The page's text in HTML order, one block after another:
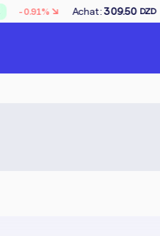
:309.50 DZD Vente :312.50 DZD